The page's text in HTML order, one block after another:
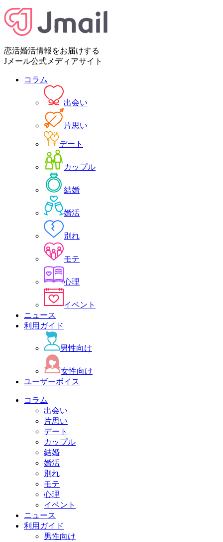
恋活婚活情報をお届けする
Jメール公式メディアサイト
コラム
出会い
片思い
デート
カップル
結婚
婚活
別れ
モテ
心理
イベント
ニュース
利用ガイド
男性向け
女性向け
ユーザーボイス
コラム
出会い
片思い
デート
カップル
結婚
婚活
別れ
モテ
心理
イベント
ニュース
利用ガイド
男性向け